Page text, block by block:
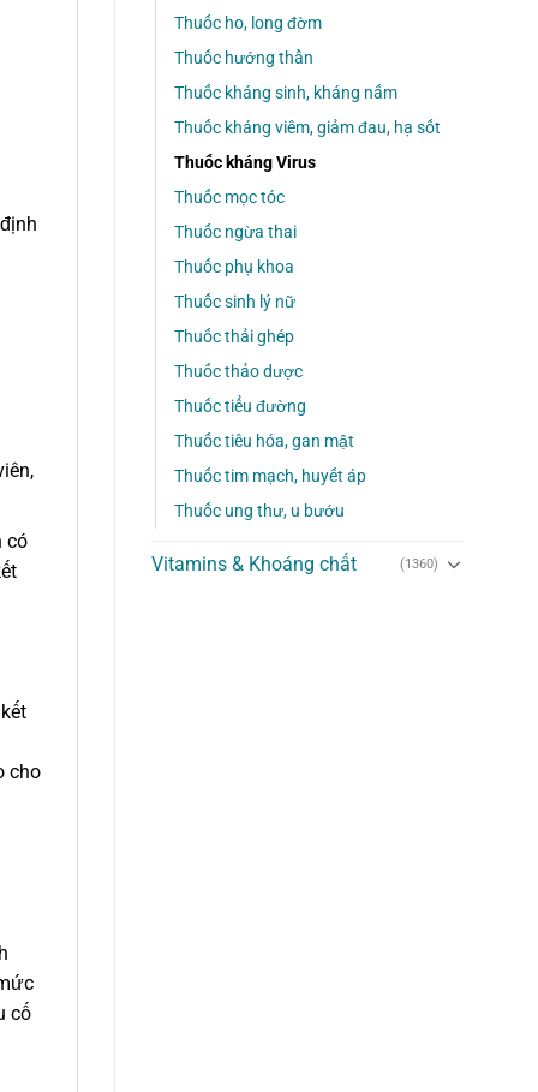
Thuốc ho, long đờm
Thuốc hướng thần
Thuốc kháng sinh, kháng nấm
Thuốc kháng viêm, giảm đau, hạ sốt
Thuốc kháng Virus
Thuốc mọc tóc
Thuốc ngừa thai
Thuốc phụ khoa
Thuốc sinh lý nữ
Thuốc thải ghép
Thuốc thảo dược
Thuốc tiểu đường
Thuốc tiêu hóa, gan mật
Thuốc tim mạch, huyết áp
Thuốc ung thư, u bướu
Vitamins & Khoáng chất (1360)
có
cho
cố